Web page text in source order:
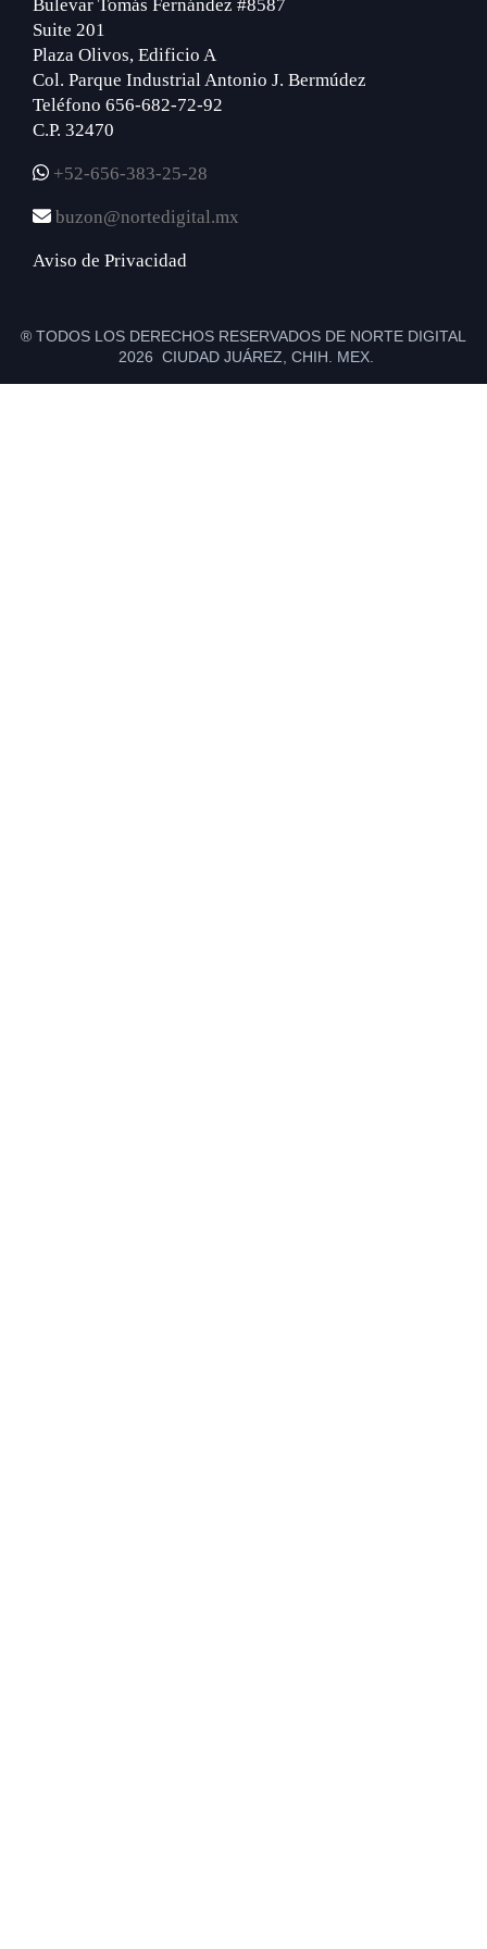
Bulevar Tomás Fernández #8587
Suite 201
Plaza Olivos, Edificio A
Col. Parque Industrial Antonio J. Bermúdez
Teléfono 656-682-72-92
C.P. 32470
+52-656-383-25-28
buzon@nortedigital.mx
Aviso de Privacidad
® TODOS LOS DERECHOS RESERVADOS DE NORTE DIGITAL
2026 CIUDAD JUÁREZ, CHIH. MEX.